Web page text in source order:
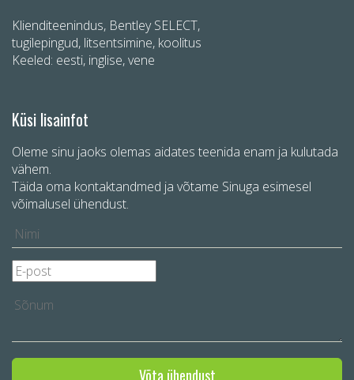
Klienditeenindus, Bentley SELECT,
tugilepingud, litsentsimine, koolitus
Keeled: eesti, inglise, vene
Küsi lisainfot
Oleme sinu jaoks olemas aidates teenida enam ja kulutada
vähem.
Täida oma kontaktandmed ja võtame Sinuga esimesel
võimalusel ühendust.